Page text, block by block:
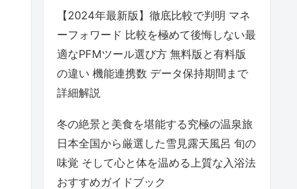
【2024年最新版】徹底比較で判明 マネ
ーフォワード 比較を極めて後悔しない最
適なPFMツール選び方 無料版と有料版
の違い 機能連携数 データ保持期間まで
詳細解説
冬の絶景と美食を堪能する究極の温泉旅
日本全国から厳選した雪見露天風呂 旬の
味覚 そして心と体を温める上質な入浴法
おすすめガイドブック